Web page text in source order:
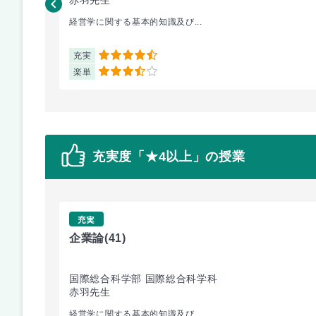
経営学に関する基本的知識及び...
充実 4.5
楽単 3.5
充実度「★4以上」の授業
充実
企業論(41)
国際総合科学部 国際総合科学科
赤羽先生
経営学に関する基本的知識及び...